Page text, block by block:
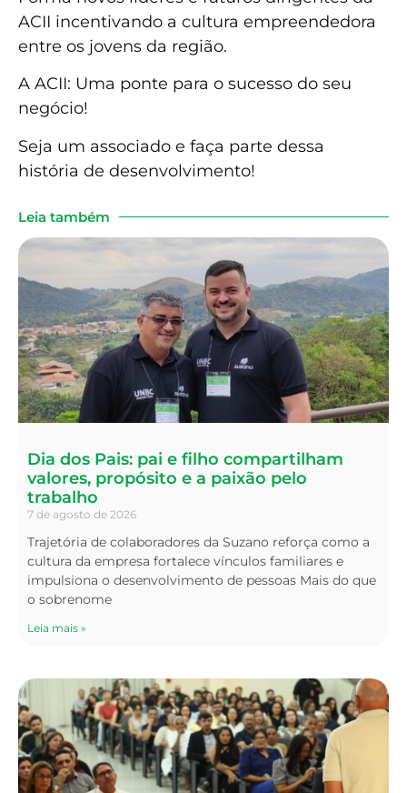
ACII incentivando a cultura empreendedora
entre os jovens da região.
A ACII: Uma ponte para o sucesso do seu
negócio!
Seja um associado e faça parte dessa
história de desenvolvimento!
Leia também
Dia dos Pais: pai e filho compartilham
valores, propósito e a paixão pelo
trabalho
7 de agosto de 2026
Trajetória de colaboradores da Suzano reforça como a
cultura da empresa fortalece vínculos familiares e
impulsiona o desenvolvimento de pessoas Mais do que
o sobrenome
Leia mais »